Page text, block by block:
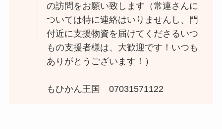
の訪問をお願い致します（常連さんに
ついては特に連絡はいりませんし、門
付近に支援物資を届けてくださるいつ
もの支援者様は、大歓迎です！いつも
ありがとうございます！）
もひかん王国 07031571122